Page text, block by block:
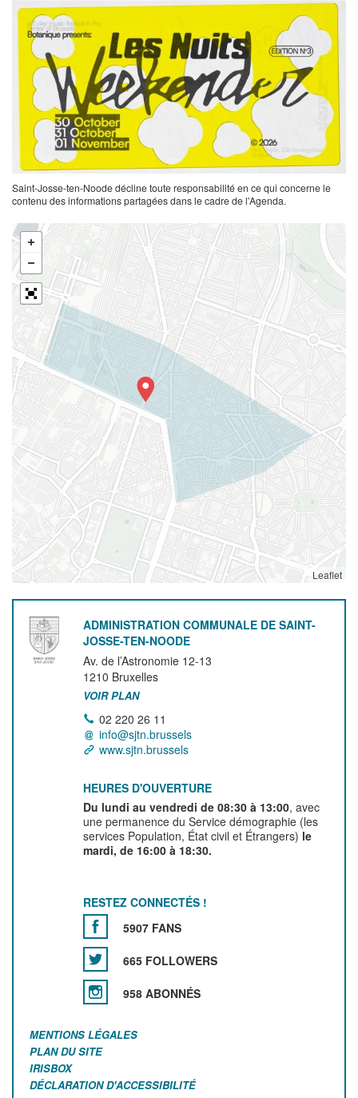
Saint-Josse-ten-Noode décline toute responsabilité en ce qui concerne le
contenu des informations partagées dans le cadre de l’Agenda.
Leaflet
ADMINISTRATION COMMUNALE DE SAINT-
JOSSE-TEN-NOODE
Av. de l’Astronomie 12-13
1210 Bruxelles
VOIR PLAN
02 220 26 11
info@sjtn.brussels
www.sjtn.brussels
HEURES D'OUVERTURE
Du lundi au vendredi de 08:30 à 13:00, avec
une permanence du Service démographie (les
services Population, État civil et Étrangers) le
mardi, de 16:00 à 18:30.
RESTEZ CONNECTÉS !
5907 FANS
665 FOLLOWERS
958 ABONNÉS
MENTIONS LÉGALES
PLAN DU SITE
IRISBOX
DÉCLARATION D'ACCESSIBILITÉ